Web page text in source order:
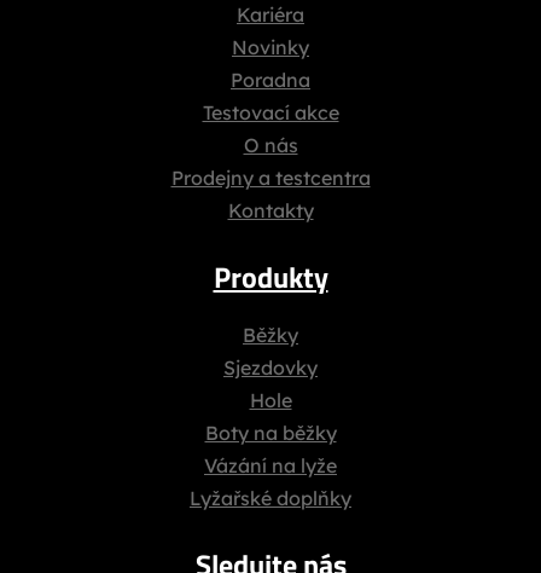
Kariéra
Novinky
Poradna
Testovací akce
O nás
Prodejny a testcentra
Kontakty
Produkty
Běžky
Sjezdovky
Hole
Boty na běžky
Vázání na lyže
Lyžařské doplňky